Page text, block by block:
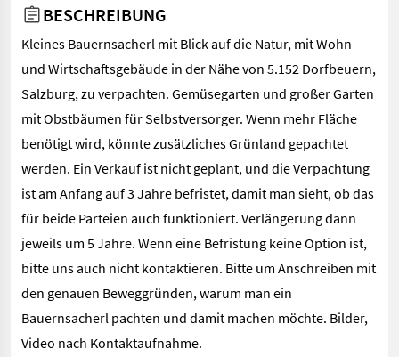
BESCHREIBUNG
Kleines Bauernsacherl mit Blick auf die Natur, mit Wohn-
und Wirtschaftsgebäude in der Nähe von 5.152 Dorfbeuern,
Salzburg, zu verpachten. Gemüsegarten und großer Garten
mit Obstbäumen für Selbstversorger. Wenn mehr Fläche
benötigt wird, könnte zusätzliches Grünland gepachtet
werden. Ein Verkauf ist nicht geplant, und die Verpachtung
ist am Anfang auf 3 Jahre befristet, damit man sieht, ob das
für beide Parteien auch funktioniert. Verlängerung dann
jeweils um 5 Jahre. Wenn eine Befristung keine Option ist,
bitte uns auch nicht kontaktieren. Bitte um Anschreiben mit
den genauen Beweggründen, warum man ein
Bauernsacherl pachten und damit machen möchte. Bilder,
Video nach Kontaktaufnahme.